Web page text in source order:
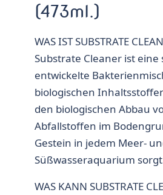
(473ml.)
WAS IST SUBSTRATE
Substrate Cleaner ist eine
entwickelte
biologischen
den biologischen Abbau
Abfallstoffen im
Gestein in jedem Meer-
Süßwasseraquarium
WAS KANN SUBSTRATE